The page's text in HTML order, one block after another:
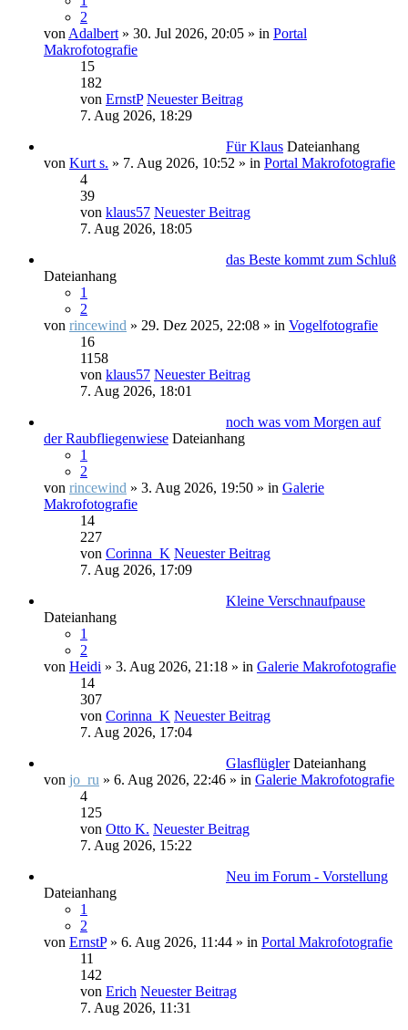
2
von Adalbert » 30. Jul 2026, 20:05 » in Portal
Makrofotografie
15
182
von ErnstP Neuester Beitrag
7. Aug 2026, 18:29
Für Klaus Dateianhang
von Kurt s. » 7. Aug 2026, 10:52 » in Portal Makrofotografie
4
39
von klaus57 Neuester Beitrag
7. Aug 2026, 18:05
das Beste kommt zum Schluß
Dateianhang
1
2
von rincewind » 29. Dez 2025, 22:08 » in Vogelfotografie
16
1158
von klaus57 Neuester Beitrag
7. Aug 2026, 18:01
noch was vom Morgen auf
der Raubfliegenwiese Dateianhang
1
2
von rincewind » 3. Aug 2026, 19:50 » in Galerie
Makrofotografie
14
227
von Corinna_K Neuester Beitrag
7. Aug 2026, 17:09
Kleine Verschnaufpause
Dateianhang
1
2
von Heidi » 3. Aug 2026, 21:18 » in Galerie Makrofotografie
14
307
von Corinna_K Neuester Beitrag
7. Aug 2026, 17:04
Glasflügler Dateianhang
von jo_ru » 6. Aug 2026, 22:46 » in Galerie Makrofotografie
4
125
von Otto K. Neuester Beitrag
7. Aug 2026, 15:22
Neu im Forum - Vorstellung
Dateianhang
1
2
von ErnstP» 6. Aug 2026, 11:44 » in Portal Makrofotografie
11
142
von Erich Neuester Beitrag
7. Aug 2026, 11:31